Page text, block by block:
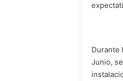
Durante
Junio,